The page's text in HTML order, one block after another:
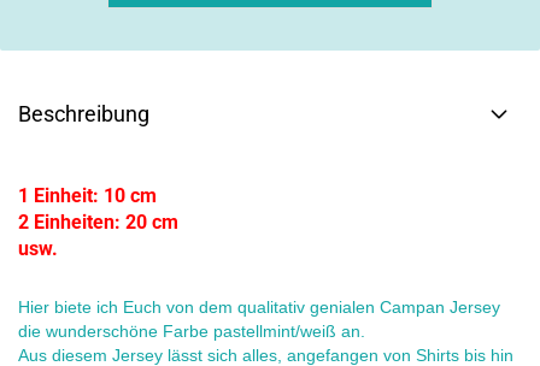
Beschreibung
1 Einheit: 10 cm
2 Einheiten: 20 cm
usw.
Hier biete ich Euch von dem qualitativ genialen Campan Jersey
die wunderschöne Farbe pastellmint/weiß an.
Aus diesem Jersey lässt sich alles, angefangen von Shirts bis hin